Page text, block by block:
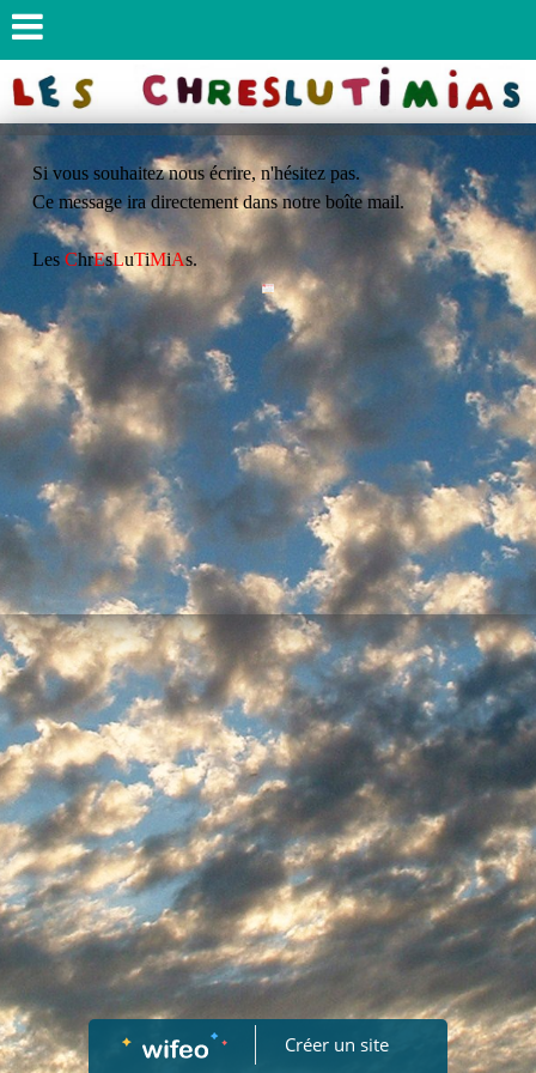
Si vous souhaitez nous écrire, n'hésitez pas.
Ce message ira directement dans notre boîte mail.
Les ChrEsLuTiMiAs.
Créer un site